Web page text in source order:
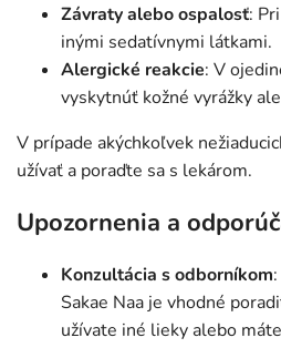
Závraty alebo ospalosť:
inými sedatívnymi látkami.
Alergické reakcie: V
vyskytnúť kožné vyrážky
V prípade akýchkoľvek
užívať a poraďte sa s lekárom.
Upozornenia a
Konzultácia s odborníkom
Sakae Naa je vhodné
užívate iné lieky alebo